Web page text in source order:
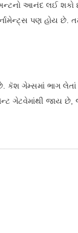
આનંદ લઈ
પણ હોય છે.
કૅશ ગેમ્સમાં ભાગ
ગેટવેમાંથી જાય